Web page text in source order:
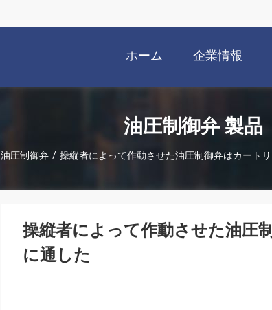
ホーム 企業情報
油圧制御弁 製品
油圧制御弁 / 操縦者によって作動させた油圧制御弁はカート
操縦者によって作動させた油圧
に通した